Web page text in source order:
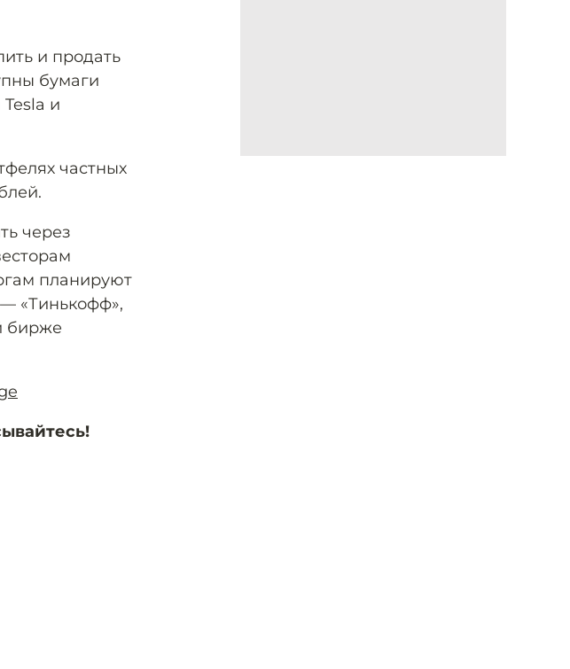
и продать
бумаги
и
частных
через
планируют
«Тинькофф»,
бирже